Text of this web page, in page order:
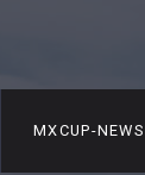
MXCUP-NEWS